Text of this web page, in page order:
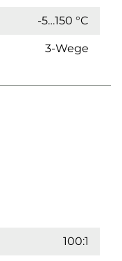
-5…150 °C
3-Wege
100:1